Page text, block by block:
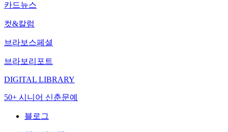
카드뉴스
컷&칼럼
브라보스페셜
브라보리포트
DIGITAL LIBRARY
50+ 시니어 신춘문예
블로그